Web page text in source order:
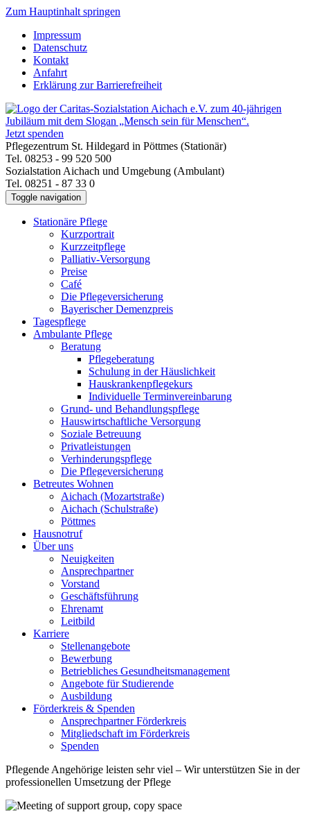
Zum Hauptinhalt springen
Impressum
Datenschutz
Kontakt
Anfahrt
Erklärung zur Barrierefreiheit
Jetzt spenden
Pflegezentrum St. Hildegard in Pöttmes (Stationär)
Tel. 08253 - 99 520 500
Sozialstation Aichach und Umgebung (Ambulant)
Tel. 08251 - 87 33 0
Toggle navigation
Stationäre Pflege
Kurzportrait
Kurzzeitpflege
Palliativ-Versorgung
Preise
Café
Die Pflegeversicherung
Bayerischer Demenzpreis
Tagespflege
Ambulante Pflege
Beratung
Pflegeberatung
Schulung in der Häuslichkeit
Hauskrankenpflegekurs
Individuelle Terminvereinbarung
Grund- und Behandlungspflege
Hauswirtschaftliche Versorgung
Soziale Betreuung
Privatleistungen
Verhinderungspflege
Die Pflegeversicherung
Betreutes Wohnen
Aichach (Mozartstraße)
Aichach (Schulstraße)
Pöttmes
Hausnotruf
Über uns
Neuigkeiten
Ansprechpartner
Vorstand
Geschäftsführung
Ehrenamt
Leitbild
Karriere
Stellenangebote
Bewerbung
Betriebliches Gesundheitsmanagement
Angebote für Studierende
Ausbildung
Förderkreis & Spenden
Ansprechpartner Förderkreis
Mitgliedschaft im Förderkreis
Spenden
Pflegende Angehörige leisten sehr viel – Wir unterstützen Sie in der
professionellen Umsetzung der Pflege